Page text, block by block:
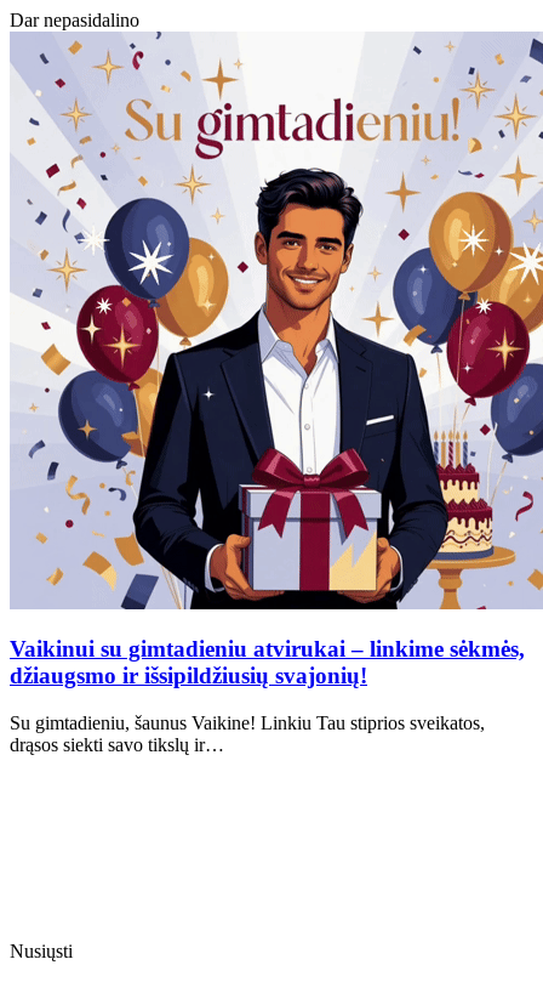
Dar nepasidalino
Vaikinui su gimtadieniu atvirukai – linkime sėkmės,
džiaugsmo ir išsipildžiusių svajonių!
Su gimtadieniu, šaunus Vaikine! Linkiu Tau stiprios sveikatos,
drąsos siekti savo tikslų ir…
Nusiųsti